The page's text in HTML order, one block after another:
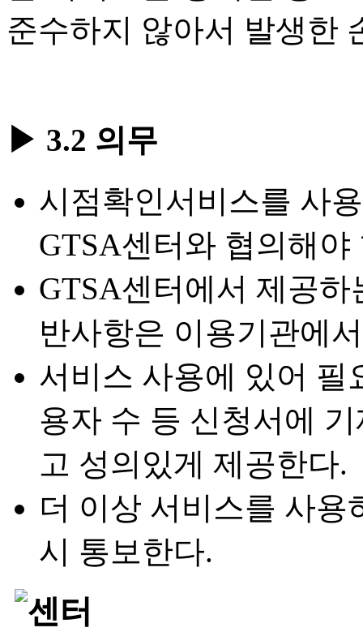
준수하지 않아서 발생한
▶ 3.2 의무
시점확인서비스를 사
GTSA센터와 협의해야
GTSA센터에서 제공
반사항은 이용기관에
서비스 사용에 있어 필
용자 수 등 신청서에
고 성의있게 제공한다.
더 이상 서비스를 사용
시 통보한다.